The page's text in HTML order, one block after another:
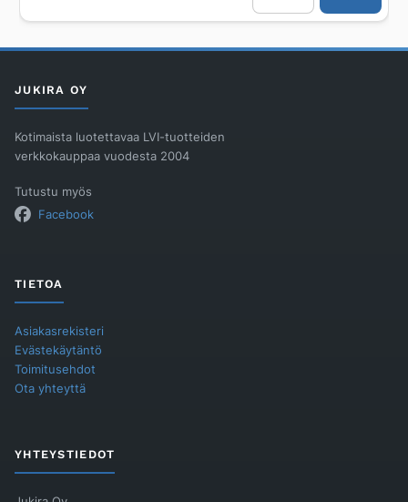
FHP-
JUKIRA OY
Kotimaista luotettavaa LVI-tuotteiden
verkkokauppaa vuodesta 2004
Tutustu myös
Facebook
TIETOA
Asiakasrekisteri
Evästekäytäntö
Toimitusehdot
Ota yhteyttä
YHTEYSTIEDOT